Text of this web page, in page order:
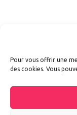
Pour vous offrir une
des cookies. Vous